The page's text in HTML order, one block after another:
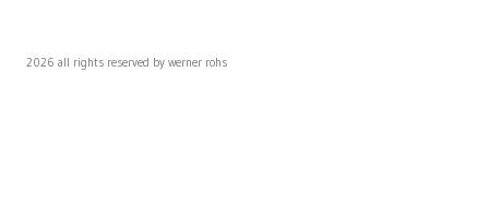
2026 all rights reserved by werner rohs